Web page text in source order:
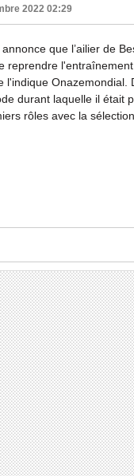
2022 02:29
que l’ailier de
reprendre
Onazemondial.
durant laquelle il était
rôles avec la